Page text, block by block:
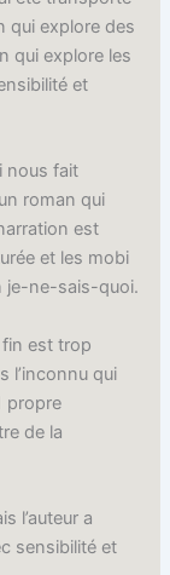
qui explore des
qui explore les
et
nous fait
roman qui
est
et les mobi
je-ne-sais-quoi.
fin est trop
l’inconnu qui
propre
de la
l’auteur a
sensibilité et